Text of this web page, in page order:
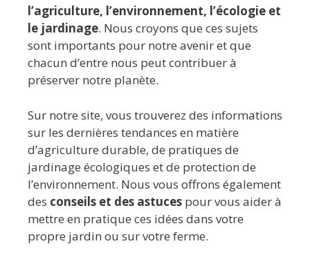
l’agriculture, l’environnement, l’écologie et
le jardinage. Nous croyons que ces sujets
sont importants pour notre avenir et que
chacun d’entre nous peut contribuer à
préserver notre planète.
Sur notre site, vous trouverez des informations
sur les dernières tendances en matière
d’agriculture durable, de pratiques de
jardinage écologiques et de protection de
l’environnement. Nous vous offrons également
des conseils et des astuces pour vous aider à
mettre en pratique ces idées dans votre
propre jardin ou sur votre ferme.